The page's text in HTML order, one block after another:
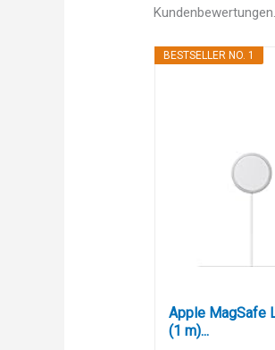
BESTSELLER NO. 1
Apple MagSafe
(1 m)...